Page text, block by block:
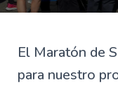
El Maratón de
para nuestro